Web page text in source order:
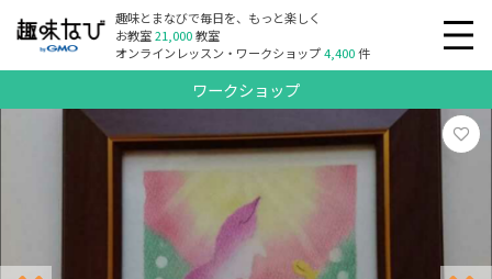
趣味とまなびで毎日を、もっと楽しく
お教室21,000教室
オンラインレッスン・ワークショップ4,400件
ワークショップ